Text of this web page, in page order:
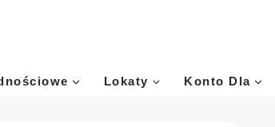
Lokaty Konto Dla